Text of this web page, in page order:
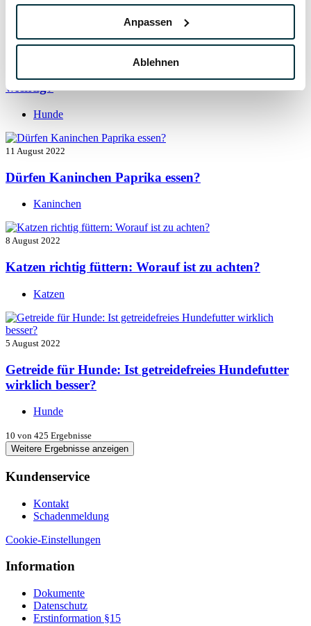
Anpassen
Ablehnen
Hunde
13 August 2022
wichtig?
Hunde
11 August 2022
Dürfen Kaninchen Paprika essen?
Kaninchen
8 August 2022
Katzen richtig füttern: Worauf ist zu achten?
Katzen
5 August 2022
Getreide für Hunde: Ist getreidefreies Hundefutter
wirklich besser?
Hunde
10 von 425 Ergebnisse
Weitere Ergebnisse anzeigen
Kundenservice
Kontakt
Schadenmeldung
Cookie-Einstellungen
Information
Dokumente
Datenschutz
Erstinformation §15